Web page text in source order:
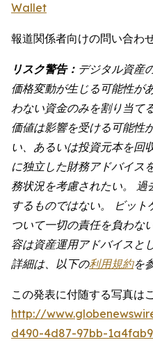
Wallet
報道関係者向けの問い合わ
リスク警告： デジタル資産
価格変動が生じる可能性が
わない資金のみを割り当て
価値は影響を受ける可能性
い、あるいは投資元本を回
に独立した財務アドバイス
務状況を考慮されたい。
するものではない。 ビッ
ついて一切の責任を負わな
容は資産運用アドバイスと
詳細は、以下の利用規約を
この発表に付随する写真は
http://
d490-4d87-97bb-